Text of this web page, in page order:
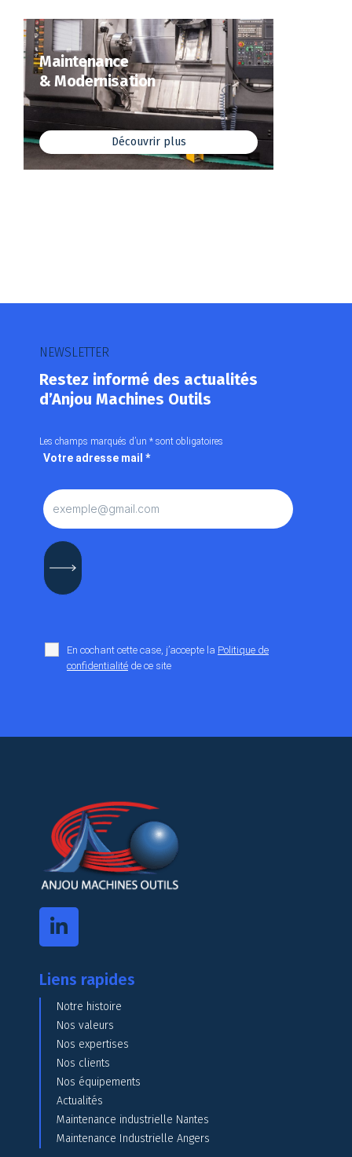
Maintenance
& Modernisation
Découvrir plus
NEWSLETTER
Restez informé des actualités
d’Anjou Machines Outils
Les champs marqués d’un * sont obligatoires
Votre adresse mail *
En cochant cette case, j’accepte la Politique de
confidentialité de ce site
Liens rapides
Notre histoire
Nos valeurs
Nos expertises
Nos clients
Nos équipements
Actualités
Maintenance industrielle Nantes
Maintenance Industrielle Angers